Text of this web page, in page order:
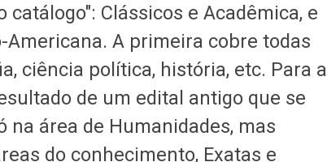
catálogo": Clássicos e Acadêmica, e
A primeira cobre todas
ciência política, história, etc. Para a
de um edital antigo que se
na área de Humanidades, mas
do conhecimento, Exatas e